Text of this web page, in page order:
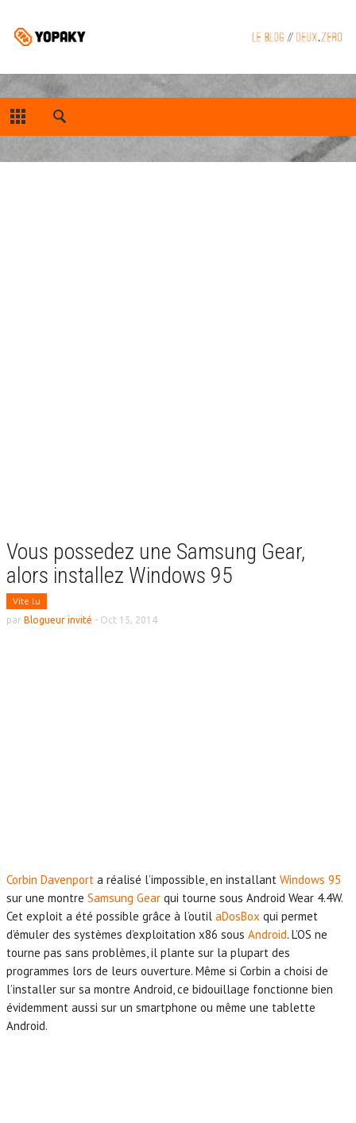
Vous possedez une Samsung Gear,
alors installez Windows 95
Vite lu
par Blogueur invité - Oct 15, 2014
Corbin Davenport a réalisé l’impossible, en installant Windows 95
sur une montre Samsung Gear qui tourne sous Android Wear 4.4W.
Cet exploit a été possible grâce à l’outil aDosBox qui permet
d’émuler des systèmes d’exploitation x86 sous Android. L’OS ne
tourne pas sans problèmes, il plante sur la plupart des
programmes lors de leurs ouverture. Même si Corbin a choisi de
l’installer sur sa montre Android, ce bidouillage fonctionne bien
évidemment aussi sur un smartphone ou même une tablette
Android.